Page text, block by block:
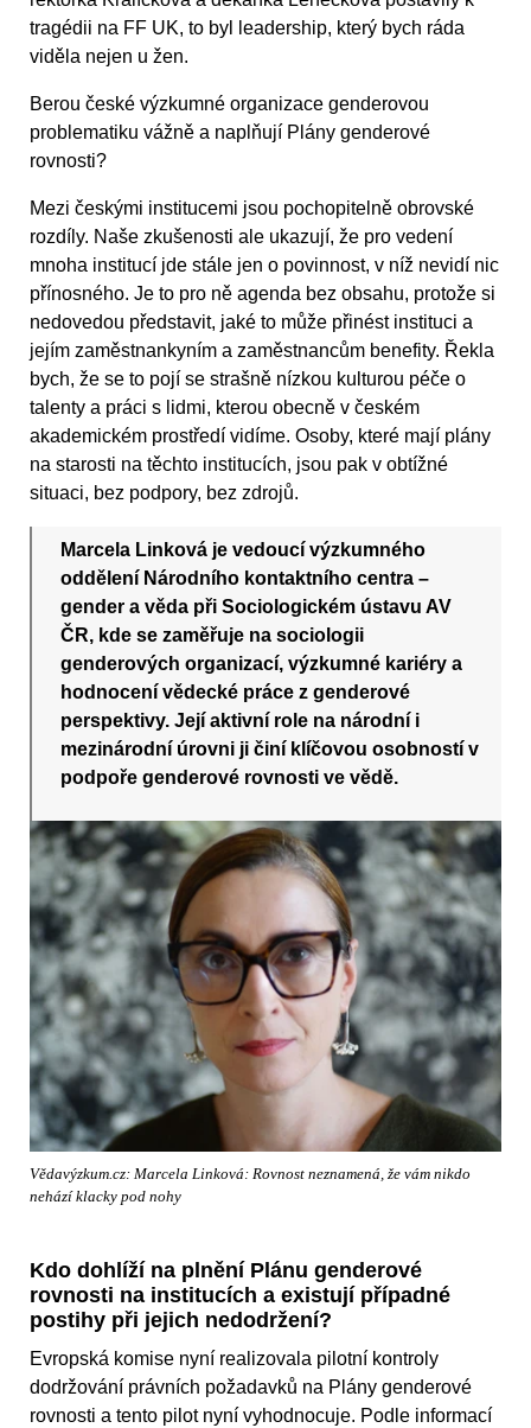
tragédii na FF UK, to byl leadership, který bych ráda
viděla nejen u žen.
Berou české výzkumné organizace genderovou
problematiku vážně a naplňují Plány genderové
rovnosti?
Mezi českými institucemi jsou pochopitelně obrovské
rozdíly. Naše zkušenosti ale ukazují, že pro vedení
mnoha institucí jde stále jen o povinnost, v níž nevidí nic
přínosného. Je to pro ně agenda bez obsahu, protože si
nedovedou představit, jaké to může přinést instituci a
jejím zaměstnankyním a zaměstnancům benefity. Řekla
bych, že se to pojí se strašně nízkou kulturou péče o
talenty a práci s lidmi, kterou obecně v českém
akademickém prostředí vidíme. Osoby, které mají plány
na starosti na těchto institucích, jsou pak v obtížné
situaci, bez podpory, bez zdrojů.
Marcela Linková je vedoucí výzkumného
oddělení Národního kontaktního centra –
gender a věda při Sociologickém ústavu AV
ČR, kde se zaměřuje na sociologii
genderových organizací, výzkumné kariéry a
hodnocení vědecké práce z genderové
perspektivy. Její aktivní role na národní i
mezinárodní úrovni ji činí klíčovou osobností v
podpoře genderové rovnosti ve vědě.
Vědavýzkum.cz: Marcela Linková: Rovnost neznamená, že vám nikdo
nehází klacky pod nohy
Kdo dohlíží na plnění Plánu genderové
rovnosti na institucích a existují případné
postihy při jejich nedodržení?
Evropská komise nyní realizovala pilotní kontroly
dodržování právních požadavků na Plány genderové
rovnosti a tento pilot nyní vyhodnocuje. Podle informací